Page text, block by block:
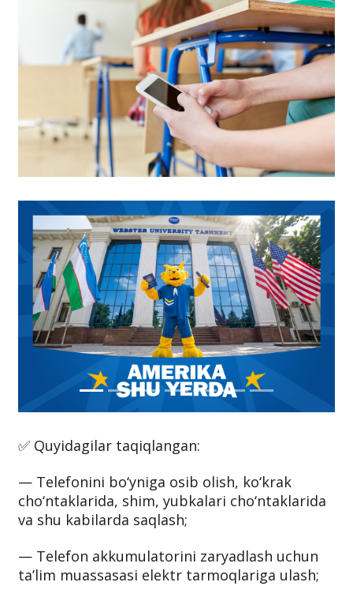
✅ Quyidagilar taqiqlangan:
— Telefonini bo‘yniga osib olish, ko‘krak
cho‘ntaklarida, shim, yubkalari cho‘ntaklarida
va shu kabilarda saqlash;
— Telefon akkumulatorini zaryadlash uchun
taʼlim muassasasi elektr tarmoqlariga ulash;